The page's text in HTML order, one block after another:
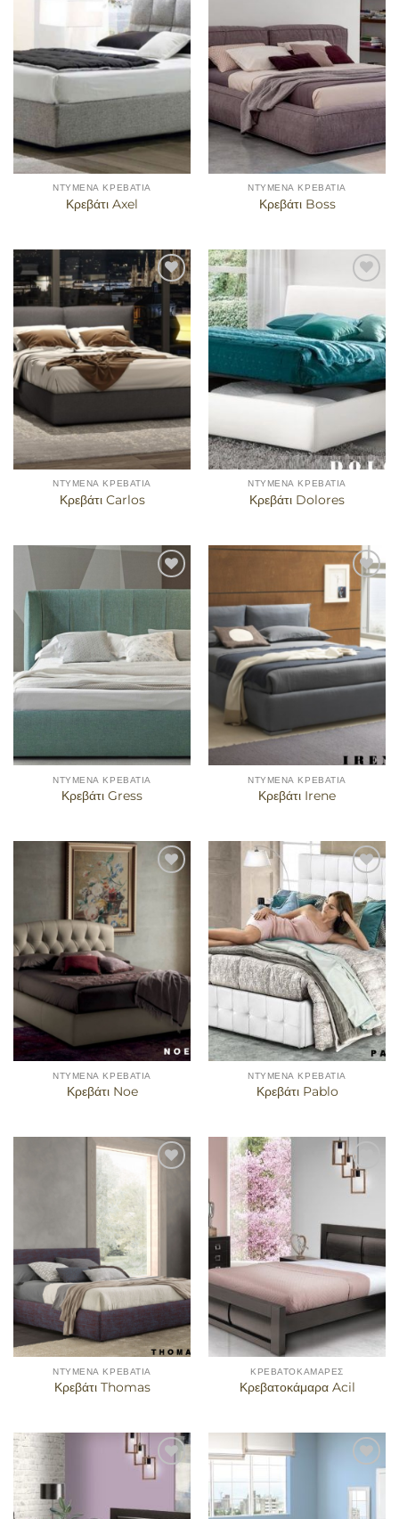
στα
αγαπημένα
ΝΤΥΜΈΝΑ ΚΡΕΒΆΤΙΑ
Κρεβάτι Axel
αγαπημένα
ΝΤΥΜΈΝΑ ΚΡΕΒΆΤΙΑ
Κρεβάτι Boss
Προσθήκη
στα
αγαπημένα
ΝΤΥΜΈΝΑ ΚΡΕΒΆΤΙΑ
Κρεβάτι Carlos
αγαπημένα
ΝΤΥΜΈΝΑ ΚΡΕΒΆΤΙΑ
Κρεβάτι Dolores
Προσθήκη
ΝΤΥΜΈΝΑ ΚΡΕΒΆΤΙΑ
Κρεβάτι Gress
Προσθήκη
στα
ΝΤΥΜΈΝΑ ΚΡΕΒΆΤΙΑ
Κρεβάτι Irene
ΝΤΥΜΈΝΑ ΚΡΕΒΆΤΙΑ
Κρεβάτι Noe
Προσθήκη
στα
αγαπημένα
ΝΤΥΜΈΝΑ ΚΡΕΒΆΤΙΑ
Κρεβάτι Pablo
Προσθήκη
αγαπημένα
ΝΤΥΜΈΝΑ ΚΡΕΒΆΤΙΑ
Κρεβάτι Thomas
Προσθήκη
στα
ΚΡΕΒΑΤΟΚΆΜΑΡΕΣ
Κρεβατοκάμαρα Acil
Προσθήκη
αγαπημένα
στα
αγαπημένα